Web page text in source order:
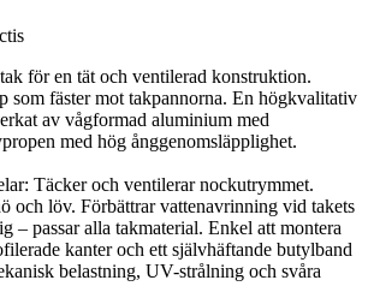
för en tät och ventilerad konstruktion.
som fäster mot takpannorna. En högkvalitativ
av vågformad aluminium med
med hög ånggenomsläpplighet.
Täcker och ventilerar nockutrymmet.
och löv. Förbättrar vattenavrinning vid takets
– passar alla takmaterial. Enkel att montera
kanter och ett självhäftande butylband
belastning, UV-strålning och svåra